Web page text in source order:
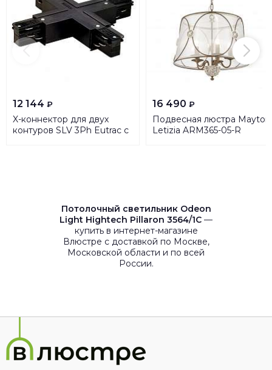
12 144 ₽
X-коннектор для двух
контуров SLV 3Ph Eutrac с
16 490 ₽
Подвесная люстра Maytoni
Letizia ARM365-05-R
Потолочный светильник Odeon
Light Hightech Pillaron 3564/1C —
купить в интернет-магазине
Влюстре с доставкой по Москве,
Московской области и по всей
России.